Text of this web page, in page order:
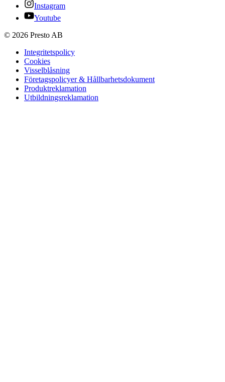
Instagram
Youtube
© 2026 Presto AB
Integritetspolicy
Cookies
Visselblåsning
Företagspolicyer & Hållbarhetsdokument
Produktreklamation
Utbildningsreklamation